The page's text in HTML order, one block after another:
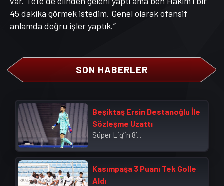
45 dakika görmek istedim. Genel olarak ofansif
anlamda doğru işler yaptık.”
SON HABERLER
Beşiktaş Ersin Destanoğlu İle
Sözleşme Uzattı
Süper Lig’in 8’...
Kasımpaşa 3 Puanı Tek Golle
Aldı